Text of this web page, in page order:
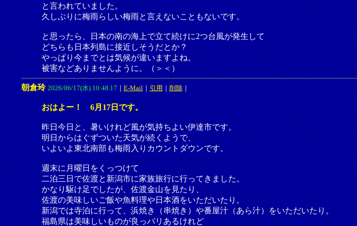
と言われていました。
久しぶりに梅雨らしい梅雨と言えないこともないです。
と思ったら、日本の南の海上で立て続けに2つ台風が発生して
どちらも日本列島に接近しそうだとか？
やっぱり今までとは気候が違いますよね。
被害などありませんように。（＞＜）
朝倉玲 2026/06/17(水) 10:48.17｜E-Mail｜引用｜削除｜
おはよー！ 6月17日です。
昨日今日と、暑いけれど風が気持ちよい伊達市です。
明日からはぐずついた天気が続くようで、
いよいよ東北南部も梅雨入りカウントダウンです。
週末に月曜日をくっつけて
二泊三日で佐渡と新潟市に家族旅行に行ってきました。
かなり駆け足でしたが、佐渡金山を見たり、
佐渡の美味しいご飯や魚料理や日本酒をいただいたり。
新潟では寺泊に行って、浜焼き（串焼き）や番屋汁（あら汁）をいただいたり。
福島県は美味しいものが良っパリあるけれど